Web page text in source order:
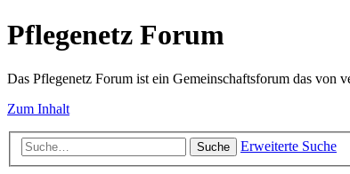
Pflegenetz Forum
Das Pflegenetz Forum ist ein Gemeinschaftsforum das von
Zum Inhalt
Suche Erweiterte Suche